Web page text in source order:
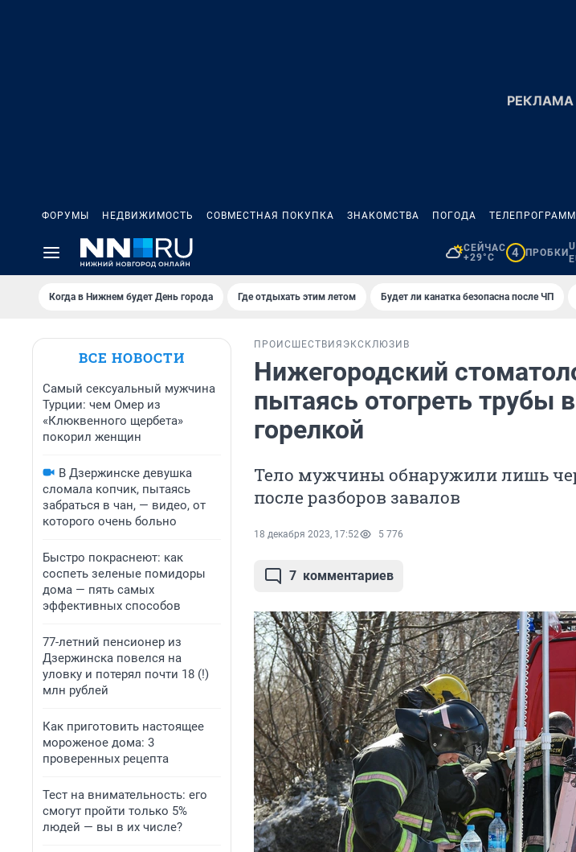
ФОРУМЫ НЕДВИЖИМОСТЬ СОВМЕСТНАЯ ПОКУПКА ЗНАКОМСТВА ПОГОДА
СЕЙЧАС
+29°C
4 ПРОБКИ
Когда в Нижнем будет День города Где отдыхать этим летом Будет ли канатка безопасна после ЧП
ВСЕ НОВОСТИ
Самый сексуальный мужчина
Турции: чем Омер из
«Клюквенного щербета»
покорил женщин
В Дзержинске девушка
сломала копчик, пытаясь
забраться в чан, — видео, от
которого очень больно
Быстро покраснеют: как
соспеть зеленые помидоры
дома — пять самых
эффективных способов
77-летний пенсионер из
Дзержинска повелся на
уловку и потерял почти 18 (!)
млн рублей
Как приготовить настоящее
мороженое дома: 3
проверенных рецепта
Тест на внимательность: его
смогут пройти только 5%
людей — вы в их числе?
ПРОИСШЕСТВИЯ ЭКСКЛЮЗИВ
Нижегородский
пытаясь отогреть трубы
горелкой
Тело мужчины обнаружили лишь
после разборов завалов
18 декабря 2023, 17:52 5 776
7 комментариев